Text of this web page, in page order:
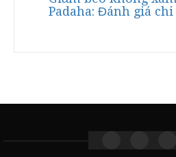
Padaha: Đánh giá